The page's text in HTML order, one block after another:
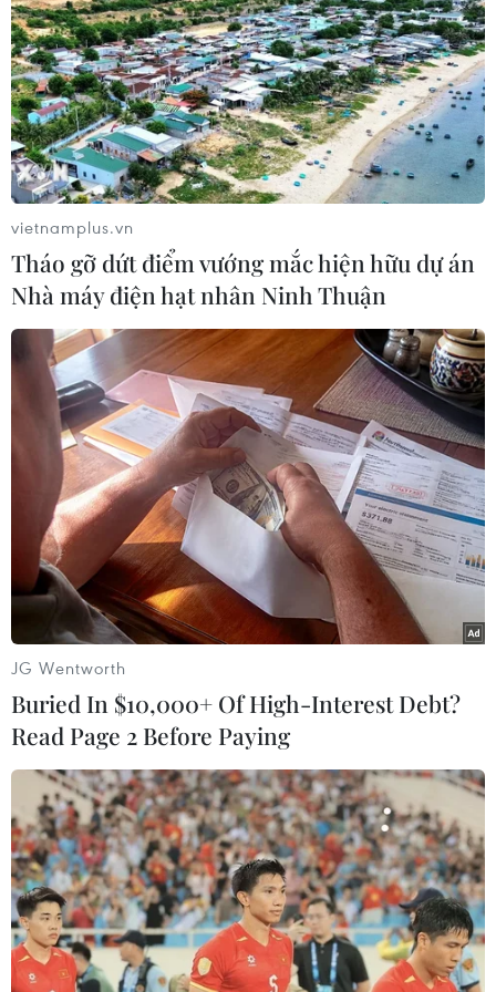
Theo dõi VietnamPlus
Phối hợp liên ngành phát hiện sớm, xử lý kịp
thời bạo lực học đường
Vụ tự tử do bạo lực học đường: Giúp nam sinh
lớp 8 vượt qua ám ảnh tâm lý
Ngăn ngừa tái diễn bạo lực học
đường sau vụ nữ sinh bị đánh hội đồng
Xác minh vụ nữ sinh bị đánh hội đồng ở Quảng
Trị
Vụ nam sinh lớp 9 tử vong: Trấn an tâm lý học
sinh, thăm hỏi gia đình nạn nhân
TIN LIÊN QUAN
vietnamplus.vn
Tháo gỡ dứt điểm vướng mắc hiện hữu dự án
Nhà máy điện hạt nhân Ninh Thuận
JG Wentworth
Buried In $10,000+ Of High-Interest Debt?
Read Page 2 Before Paying